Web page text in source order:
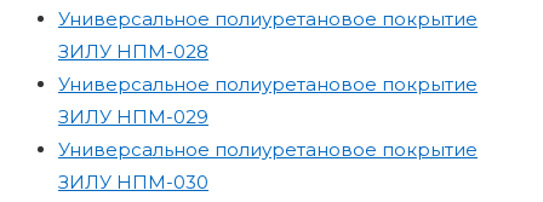
Универсальное полиуретановое покрытие
ЗИЛУ НПМ-028
Универсальное полиуретановое покрытие
ЗИЛУ НПМ-029
Универсальное полиуретановое покрытие
ЗИЛУ НПМ-030